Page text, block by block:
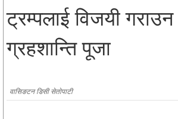
ट्रम्पलाई विजयी
ग्रहशान्ति पूजा
वासिङटन डिसी सेताेपाटी